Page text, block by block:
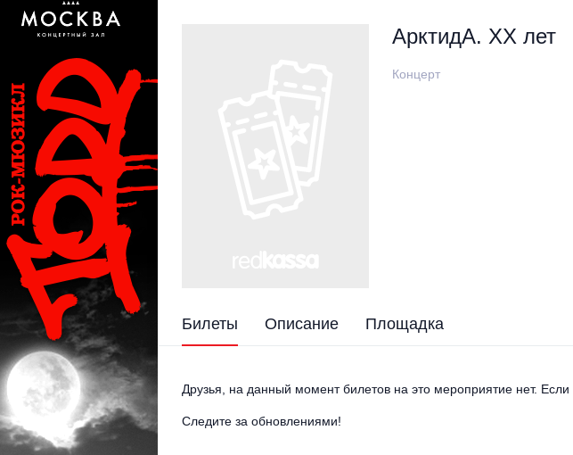
АрктидА. ХХ лет
Концерт
Билеты Описание Площадка
Друзья, на данный момент билетов на это мероприятие нет.
Следите за обновлениями!